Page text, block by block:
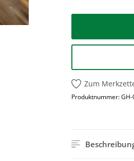
Zum
Produktnummer: